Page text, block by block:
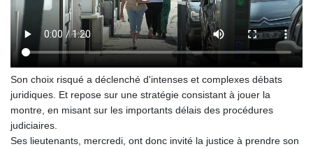
Son choix risqué a déclenché d'intenses et complexes débats
juridiques. Et repose sur une stratégie consistant à jouer la
montre, en misant sur les importants délais des procédures
judiciaires.
Ses lieutenants, mercredi, ont donc invité la justice à prendre son